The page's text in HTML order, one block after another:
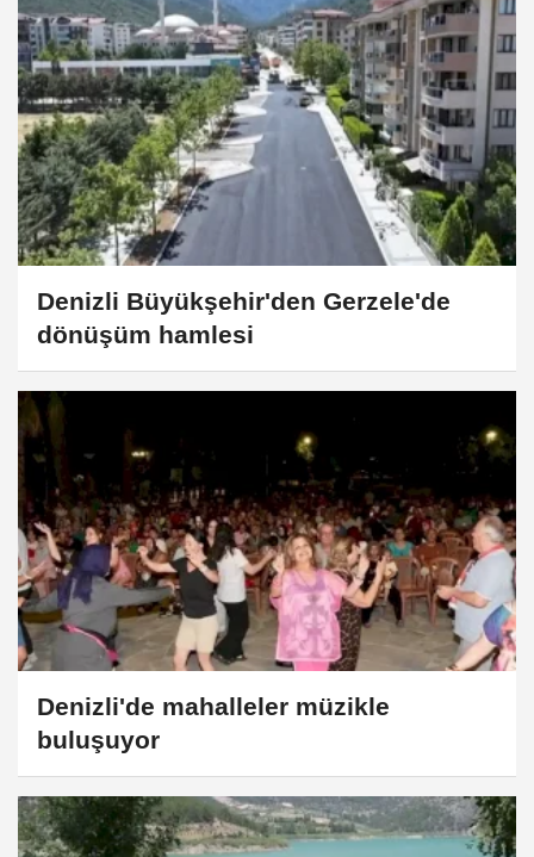
Denizli Büyükşehir'den Gerzele'de
dönüşüm hamlesi
Denizli'de mahalleler müzikle
buluşuyor